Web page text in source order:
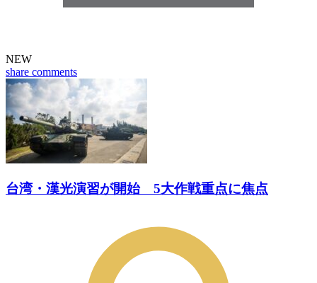
NEW
share comments
台湾・漢光演習が開始 5大作戦重点に焦点